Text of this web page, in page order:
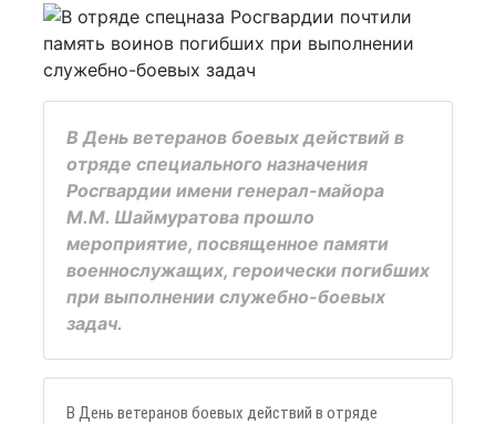
В День ветеранов боевых действий в
отряде специального назначения
Росгвардии имени генерал-майора
М.М. Шаймуратова прошло
мероприятие, посвященное памяти
военнослужащих, героически погибших
при выполнении служебно-боевых
задач.
В День ветеранов боевых действий в отряде